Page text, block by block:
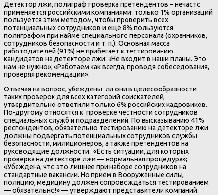
Детектор лжи, полиграф проверка претендентов – нечасто
применяется российскими компаниями: только 1% организаций
пользуется этим методом, чтобы проверить всех
потенциальных сотрудников и ещё 8% пользуются
полиграфом при найме специального персонала (охранников,
сотрудников безопасности и т. п.). Основная масса
работодателей (91%) не прибегает к тестированию
кандидатов на детекторе лжи: «Не входит в наши планы. Это
нам не нужно»; «Работаем как всегда, проводя собеседования,
проверяя рекомендации».
Отвечая на вопрос, убеждены ли они в целесообразности
таких проверок для всех категорий соискателей,
утвердительно ответили только 6% российских кадровиков.
По-другому относятся к проверке честности сотрудников
специальных служб и подразделений. По высказыванию 41%
респондентов, обязательно тестированию на детекторе лжи
должны подвергать потенциальных сотрудников службы
безопасности, милиционеров, а также претендентов на
руководящие должности. «Есть ситуации, для которых
проверка на детекторе лжи — нормальная процедура»;
«Убеждена, что это лишнее при наборе сотрудников на
стандартные вакансии. Но приём в Вооружённые силы,
полицию, медицину должен сопровождаться тестированием
— обязательно!» — утверждают представители компаний.